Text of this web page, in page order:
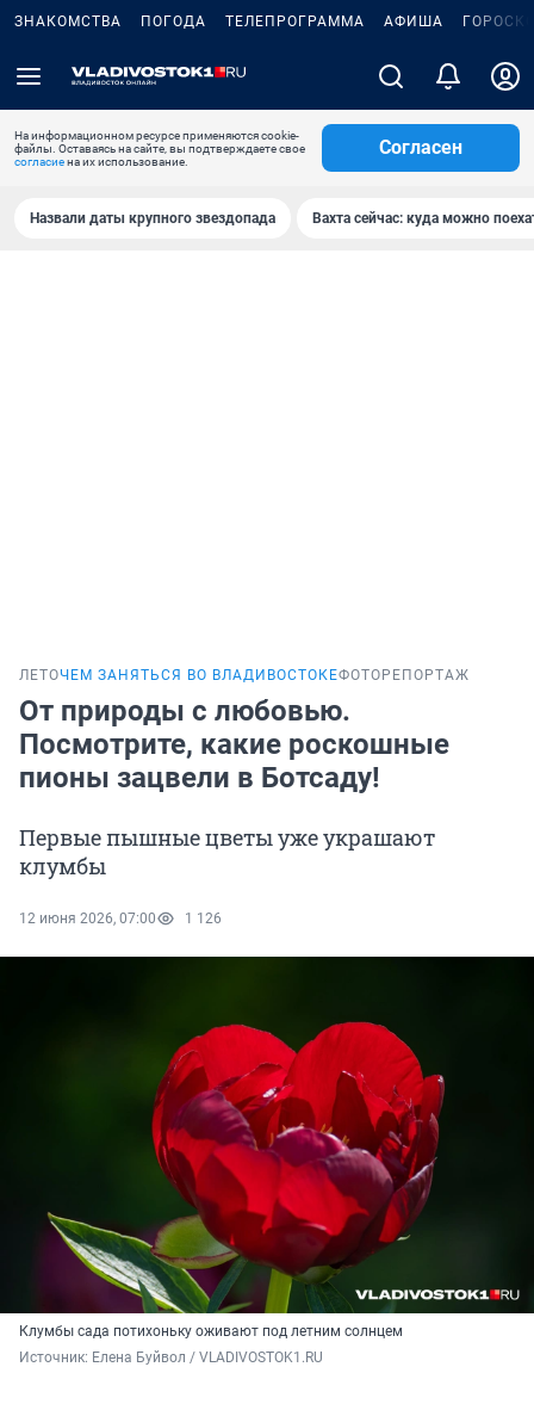
ЗНАКОМСТВА ПОГОДА ТЕЛЕПРОГРАММА АФИША
На информационном ресурсе применяются cookie-
файлы. Оставаясь на сайте, вы подтверждаете свое
согласиена их использование.
Согласен
Назвали даты крупного звездопада Вахта сейчас: куда можно
ЛЕТОЧЕМ ЗАНЯТЬСЯ ВО ВЛАДИВОСТОКЕФОТОРЕПОРТАЖ
От природы с любовью.
Посмотрите, какие роскошные
пионы зацвели в Ботсаду!
Первые пышные цветы уже украшают
клумбы
12 июня 2026, 07:00 1 126
Клумбы сада потихоньку оживают под летним солнцем
Источник: Елена Буйвол / VLADIVOSTOK1.RU